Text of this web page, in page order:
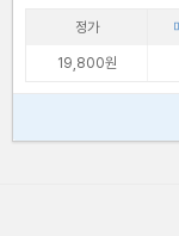
정가
19,800원